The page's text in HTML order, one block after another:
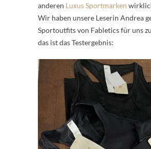
anderen Luxus Sportmarken
Wir haben unsere Leserin Andrea
Sportoutfits von Fabletics für uns
das ist das Testergebnis: